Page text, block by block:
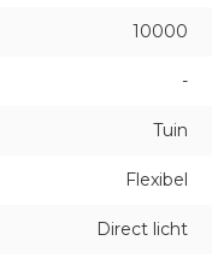
10000
-
Tuin
Flexibel
Direct licht